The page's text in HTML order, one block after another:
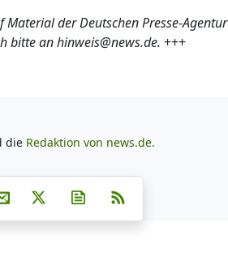
der Deutschen Presse-Agentur
bitte an hinweis@news.de. +++
die Redaktion von news.de.
auf Facebook
Teilen auf Whatsapp
Teilen auf Telegram
auf Pinterest
Per E-Mail teilen
Post auf XNewsletter abonnieren